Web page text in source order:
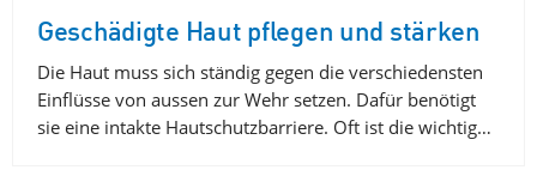
Geschädigte Haut pflegen und stärken
Die Haut muss sich ständig gegen die verschiedensten
Einflüsse von aussen zur Wehr setzen. Dafür benötigt
sie eine intakte Hautschutzbarriere. Oft ist die wichtig…